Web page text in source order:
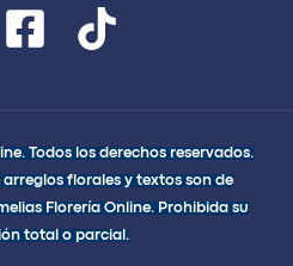
Todos los derechos reservados.
arreglos florales y textos son de
Florería Online. Prohibida su
total o parcial.